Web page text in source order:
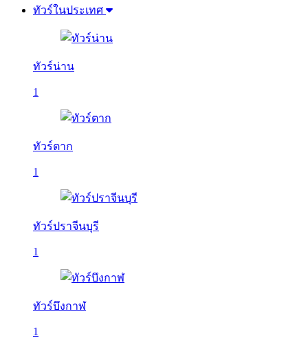
ทัวร์ในประเทศ
ทัวร์น่าน
1
ทัวร์ตาก
1
ทัวร์ปราจีนบุรี
1
ทัวร์บึงกาฬ
1